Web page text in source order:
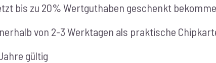
bis zu 20% Wertguthaben geschenkt
von 2-3 Werktagen als praktische
gültig